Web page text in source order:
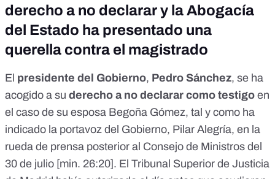
derecho a no declarar y la Abogacía
del Estado ha presentado una
querella contra el magistrado
El presidente del Gobierno, Pedro Sánchez, se ha
acogido a su derecho a no declarar como testigo en
el caso de su esposa Begoña Gómez, tal y como ha
indicado la portavoz del Gobierno, Pilar Alegría, en la
rueda de prensa posterior al Consejo de Ministros del
30 de julio [min. 26:20]. El Tribunal Superior de Justicia